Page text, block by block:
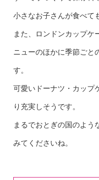
小さなお子さんが食べて
また、ロンドンカップケ
ニューのほかに季節ごと
す。
可愛いドーナツ・カップ
り充実しそうです。
まるでおとぎの国のよう
みてくださいね。